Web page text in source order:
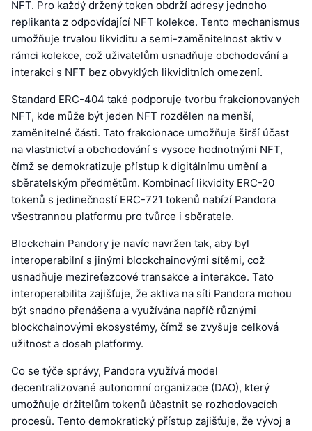
NFT. Pro každý držený token obdrží adresy jednoho
replikanta z odpovídající NFT kolekce. Tento mechanismus
umožňuje trvalou likviditu a semi-zaměnitelnost aktiv v
rámci kolekce, což uživatelům usnadňuje obchodování a
interakci s NFT bez obvyklých likviditních omezení.
Standard ERC-404 také podporuje tvorbu frakcionovaných
NFT, kde může být jeden NFT rozdělen na menší,
zaměnitelné části. Tato frakcionace umožňuje širší účast
na vlastnictví a obchodování s vysoce hodnotnými NFT,
čímž se demokratizuje přístup k digitálnímu umění a
sběratelským předmětům. Kombinací likvidity ERC-20
tokenů s jedinečností ERC-721 tokenů nabízí Pandora
všestrannou platformu pro tvůrce i sběratele.
Blockchain Pandory je navíc navržen tak, aby byl
interoperabilní s jinými blockchainovými sítěmi, což
usnadňuje mezireťezcové transakce a interakce. Tato
interoperabilita zajišťuje, že aktiva na síti Pandora mohou
být snadno přenášena a využívána napříč různými
blockchainovými ekosystémy, čímž se zvyšuje celková
užitnost a dosah platformy.
Co se týče správy, Pandora využívá model
decentralizované autonomní organizace (DAO), který
umožňuje držitelům tokenů účastnit se rozhodovacích
procesů. Tento demokratický přístup zajišťuje, že vývoj a